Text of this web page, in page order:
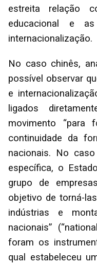
estreita relação
educacional e
internacionalização.
No caso chinês,
possível observar
e
ligados
movimento “para
continuidade da
nacionais. No
específica, o
grupo de
objetivo de torná-
indústrias e
nacionais”
foram os
qual estabeleceu